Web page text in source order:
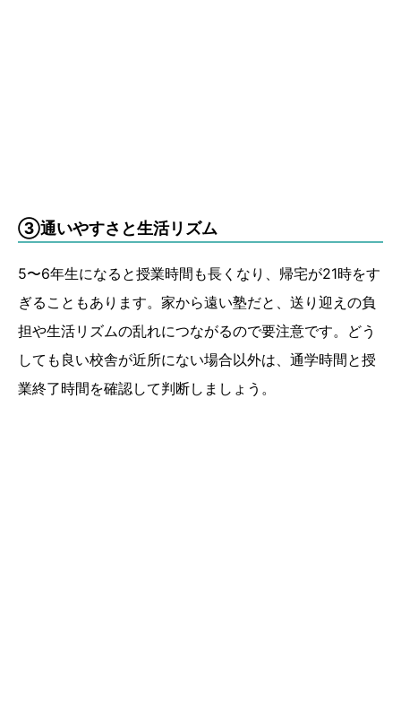
③通いやすさと生活リズム
5〜6年生になると授業時間も長くなり、帰宅が21時をす
ぎることもあります。家から遠い塾だと、送り迎えの負
担や生活リズムの乱れにつながるので要注意です。どう
しても良い校舎が近所にない場合以外は、通学時間と授
業終了時間を確認して判断しましょう。